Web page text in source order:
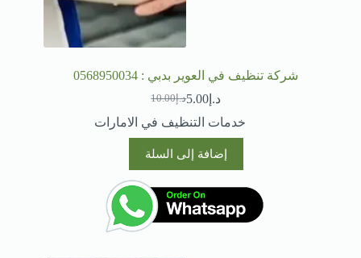
شركة تنظيف في العوير بدبي : 0568950034
د.إ10.00
السعر
الأصلي
هو:
د.إ 5.00السعر
الحالي
هو:
خدمات التنظيف في الامارات
إضافة إلى السلة